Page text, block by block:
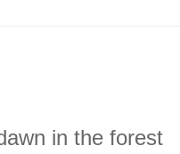
in the forest